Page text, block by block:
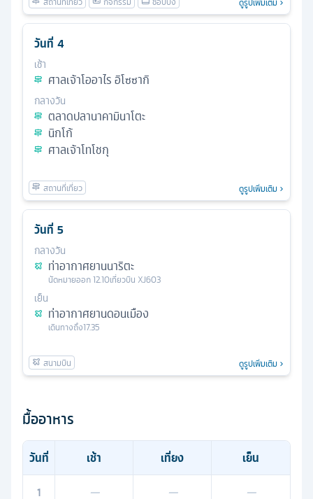
วันที่ 4
เช้า
ศาลเจ้าโออาไร อิโซซากิ
กลางวัน
ตลาดปลานาคามินาโตะ
นิกโก้
ศาลเจ้าโทโชกุ
ดูรูปเพิ่มเติม
วันที่ 5
กลางวัน
ท่าอากาศยานนาริตะ
นัดหมายออก12.10เที่ยวบิน XJ603
เย็น
ท่าอากาศยานดอนเมือง
เดินทางถึง17.35
ดูรูปเพิ่มเติม
มื้ออาหาร
วันที่ เช้า เที่ยง
เย็น
1
— — —